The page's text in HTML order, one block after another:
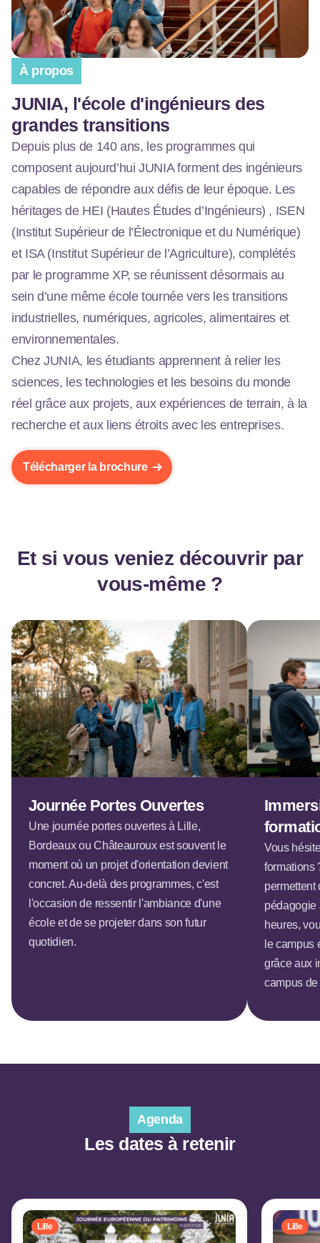
À propos
JUNIA, l'école d'ingénieurs des
grandes transitions
Depuis plus de 140 ans, les programmes qui
composent aujourd’hui JUNIA forment des ingénieurs
capables de répondre aux défis de leur époque. Les
héritages de HEI (Hautes Études d’Ingénieurs) , ISEN
(Institut Supérieur de l’Électronique et du Numérique)
et ISA (Institut Supérieur de l’Agriculture), complétés
par le programme XP, se réunissent désormais au
sein d’une même école tournée vers les transitions
industrielles, numériques, agricoles, alimentaires et
environnementales.
Chez JUNIA, les étudiants apprennent à relier les
sciences, les technologies et les besoins du monde
réel grâce aux projets, aux expériences de terrain, à la
recherche et aux liens étroits avec les entreprises.
Télécharger la brochure
Et si vous veniez découvrir par
vous-même ?
Journée Portes Ouvertes
Une journée portes ouvertes à Lille,
Bordeaux ou Châteauroux est souvent le
moment où un projet d'orientation devient
concret. Au-delà des programmes, c'est
l'occasion de ressentir l'ambiance d'une
école et de se projeter dans son futur
quotidien.
Vous
formations
permettent
pédagogie
heures,
le campus
grâce aux
campus
Agenda
Les dates à retenir
Lille Lille